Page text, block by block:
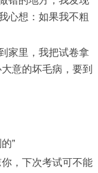
心想：如果我不粗
里，我把试卷拿
意的坏毛病，要到
”
，下次考试可不能